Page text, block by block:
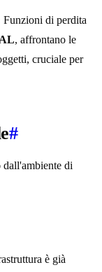
Funzioni di perdita
, affrontano le
cruciale per
#
dall'ambiente di
è già